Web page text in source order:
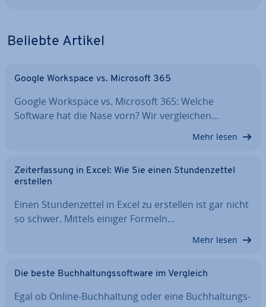
Beliebte Artikel
Google Workspace vs. Microsoft 365
Google Workspace vs. Microsoft 365: Welche
Software hat die Nase vorn? Wir ver­glei­chen…
Mehr lesen
Zeit­er­fas­sung in Excel: Wie Sie einen Stun­den­zet­tel
erstellen
Einen Stun­den­zet­tel in Excel zu erstellen ist gar nicht
so schwer. Mittels einiger Formeln…
Mehr lesen
Die beste Buch­hal­tungs­soft­ware im Vergleich
Egal ob Online-Buch­hal­tung oder eine Buch­hal­tungs­